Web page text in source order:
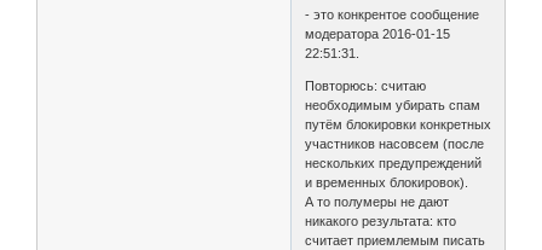
- это конкрентое сообщение
модератора 2016-01-15
22:51:31.
Повторюсь: считаю
необходимым убирать спам
путём блокировки конкретных
участников насовсем (после
нескольких предупреждений
и временных блокировок).
А то полумеры не дают
никакого результата: кто
считает приемлемым писать